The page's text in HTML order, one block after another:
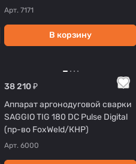
Арт. 7171
В корзину
38 210 ₽
Аппарат аргонодуговой сварки
SAGGIO TIG 180 DC Pulse Digital
(пр-во FoxWeld/КНР)
Арт. 6000